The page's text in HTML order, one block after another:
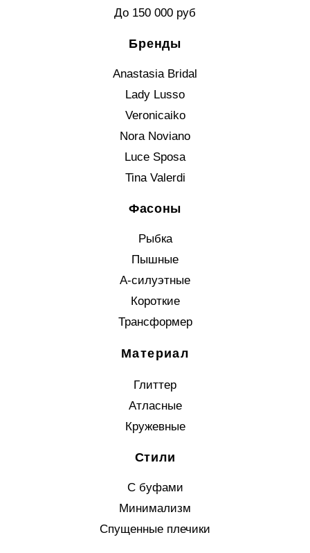
До 150 000 руб
Бренды
Anastasia Bridal
Lady Lusso
Veronicaiko
Nora Noviano
Luce Sposa
Tina Valerdi
Фасоны
Рыбка
Пышные
А-силуэтные
Короткие
Трансформер
Материал
Глиттер
Атласные
Кружевные
Стили
С буфами
Минимализм
Спущенные плечики